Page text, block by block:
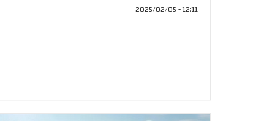
12:11 - 2025/02/05